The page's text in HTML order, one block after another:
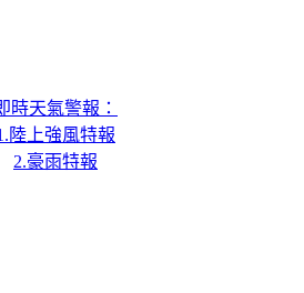
時天氣警報：
陸上強風特報
2.豪雨特報